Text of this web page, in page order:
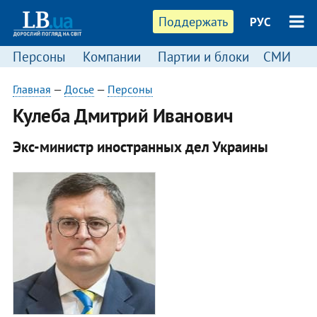
Поддержать РУС
Персоны Компании Партии и блоки СМИ
Главная — Досье— Персоны
Кулеба Дмитрий Иванович
Экс-министр иностранных дел Украины